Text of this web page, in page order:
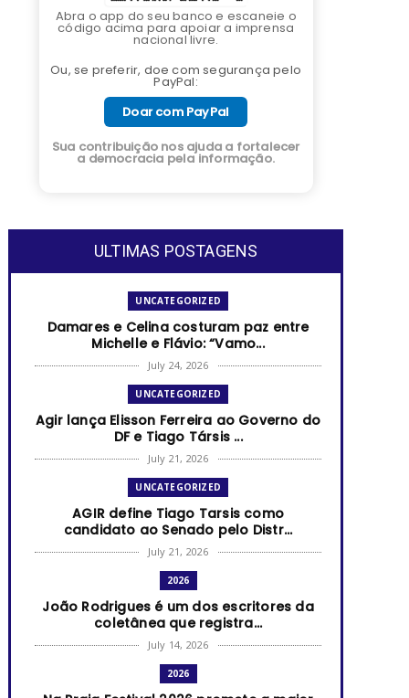
Abra o app do seu banco e escaneie o
código acima para apoiar a imprensa
nacional livre.
Ou, se preferir, doe com segurança pelo
PayPal:
Doar com PayPal
Sua contribuição nos ajuda a fortalecer
a democracia pela informação.
ULTIMAS POSTAGENS
UNCATEGORIZED
Damares e Celina costuram paz entre
Michelle e Flávio: “Vamo...
July 24, 2026
UNCATEGORIZED
Agir lança Elisson Ferreira ao Governo do
DF e Tiago Társis ...
July 21, 2026
UNCATEGORIZED
AGIR define Tiago Tarsis como
candidato ao Senado pelo Distr...
July 21, 2026
2026
João Rodrigues é um dos escritores da
coletânea que registra...
July 14, 2026
2026